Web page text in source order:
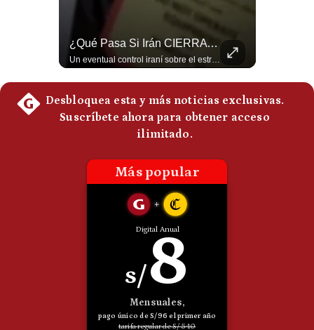
Preguntas
¿Qué Pasa Si Irán CIERRA El Estrecho De Ormuz? | #radar24
Un eventual control iraní sobre el estrecho de Ormuz cambiaría radicalmente el equilibrio de poder, así lo explicó el analista Roberto Heimovits. Además, explicó que países como Arabia Saudita, Qatar, Emiratos Árabes Unidos, Irak y Kuwait dependen de esa ruta para exportar petróleo, gas y fertilizantes. #Geopolitica #Irán #EstrechoDeOrmuz #Petroleo #NoticiasInternacionales #RobertoHeimovits #Shorts 👉 Suscríbete y activa la campana para no perderte nuestro análisis diario. 🌎 Síguenos en nuestras redes sociales: 📌 Web oficial: https://gestion.pe/mundo/ 📌 LinkedIn: http://bit.ly/3HYIET0 📌 X (Twitter): http://bit.ly/4noZtX9 📌 TikTok: http://bit.ly/4evB6TO